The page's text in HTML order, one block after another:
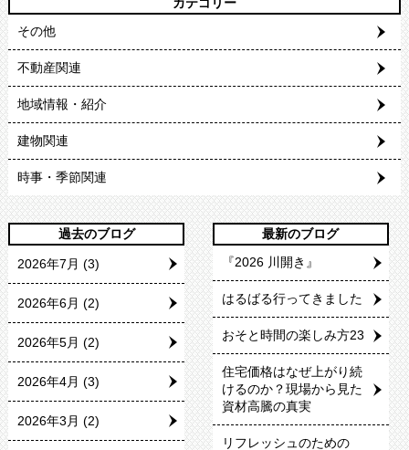
カテゴリー
その他
不動産関連
地域情報・紹介
建物関連
時事・季節関連
過去のブログ
2026年7月 (3)
2026年6月 (2)
2026年5月 (2)
2026年4月 (3)
2026年3月 (2)
最新のブログ
『2026 川開き』
はるばる行ってきました
おそと時間の楽しみ方23
住宅価格はなぜ上がり続
けるのか？現場から見た
資材高騰の真実
リフレッシュのための